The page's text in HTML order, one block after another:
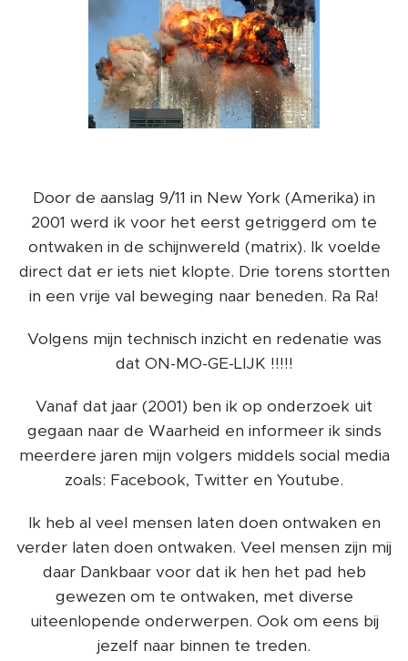
Door de aanslag 9/11 in New York (Amerika) in
2001 werd ik voor het eerst getriggerd om te
ontwaken in de schijnwereld (matrix). Ik voelde
direct dat er iets niet klopte. Drie torens stortten
in een vrije val beweging naar beneden. Ra Ra!
Volgens mijn technisch inzicht en redenatie was
dat ON-MO-GE-LIJK !!!!!
Vanaf dat jaar (2001) ben ik op onderzoek uit
gegaan naar de Waarheid en informeer ik sinds
meerdere jaren mijn volgers middels social media
zoals: Facebook, Twitter en Youtube.
Ik heb al veel mensen laten doen ontwaken en
verder laten doen ontwaken. Veel mensen zijn mij
daar Dankbaar voor dat ik hen het pad heb
gewezen om te ontwaken, met diverse
uiteenlopende onderwerpen. Ook om eens bij
jezelf naar binnen te treden.